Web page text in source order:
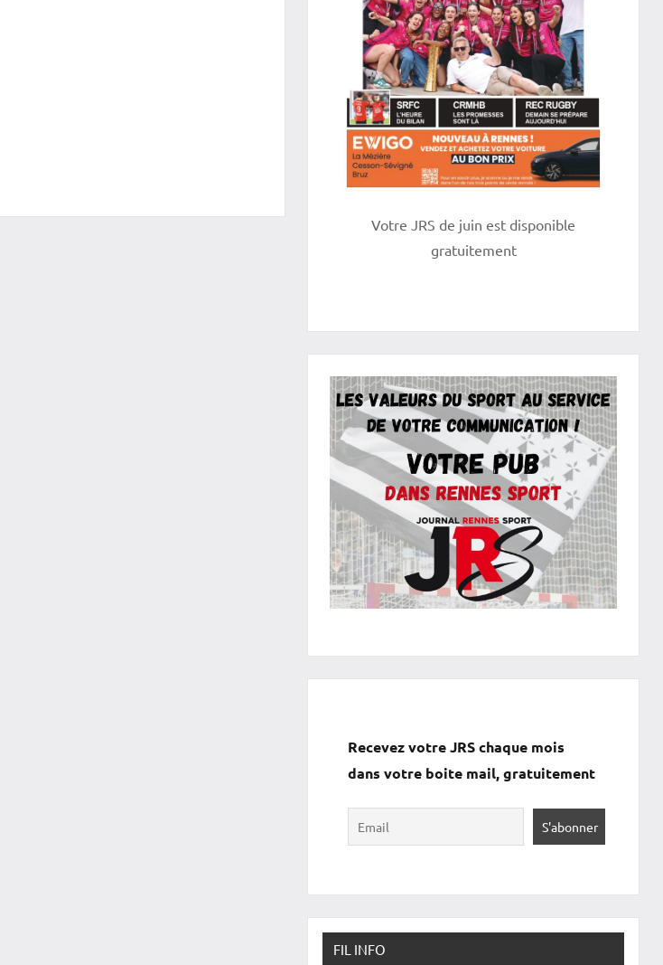
Votre JRS de juin est disponible
gratuitement
Recevez votre JRS chaque mois
dans votre boite mail, gratuitement
FIL INFO